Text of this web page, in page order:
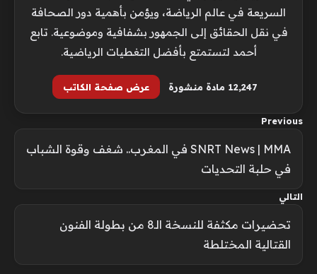
السريعة في عالم الرياضة، ويؤمن بأهمية دور الصحافة
في نقل الحقائق إلى الجمهور بشفافية وموضوعية. تابع
أحمد لتستمتع بأفضل التغطيات الرياضية.
12٬247 مادة منشورة عرض صفحة الكاتب
Previous
SNRT News | MMA في المغرب.. شغف وقوة الشباب
في حلبة التحديات
التالي
تحضيرات مكثفة للنسخة الـ8 من بطولة الفنون
القتالية المختلطة